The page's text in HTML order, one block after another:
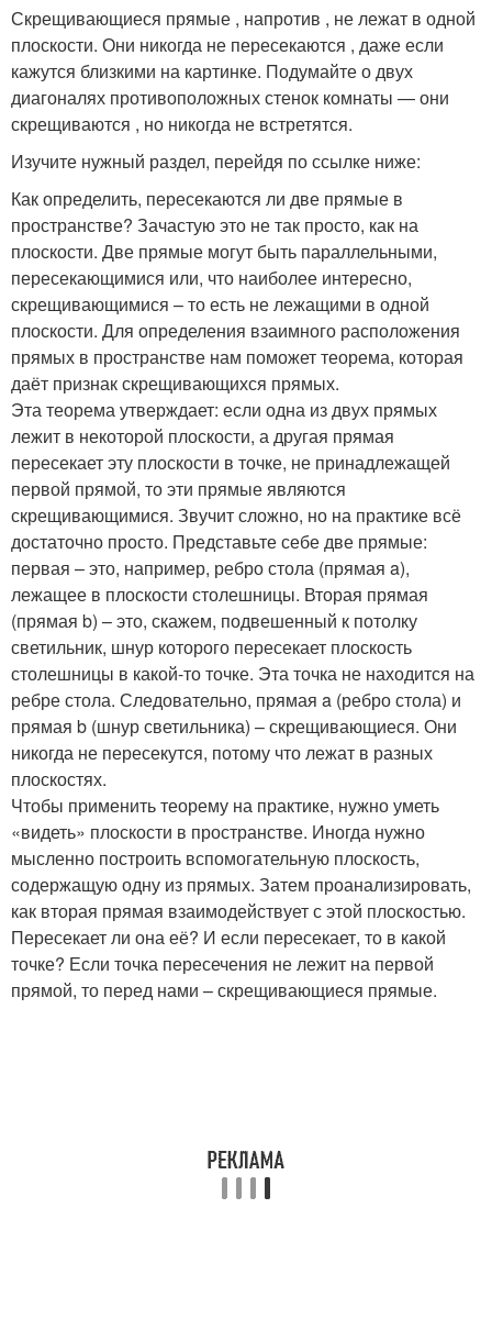
Скрещивающиеся прямые , напротив , не лежат в одной
плоскости. Они никогда не пересекаются , даже если
кажутся близкими на картинке. Подумайте о двух
диагоналях противоположных стенок комнаты — они
скрещиваются , но никогда не встретятся.
Изучите нужный раздел, перейдя по ссылке ниже:
Как определить, пересекаются ли две прямые в
пространстве? Зачастую это не так просто, как на
плоскости. Две прямые могут быть параллельными,
пересекающимися или, что наиболее интересно,
скрещивающимися – то есть не лежащими в одной
плоскости. Для определения взаимного расположения
прямых в пространстве нам поможет теорема, которая
даёт признак скрещивающихся прямых.
Эта теорема утверждает: если одна из двух прямых
лежит в некоторой плоскости, а другая прямая
пересекает эту плоскости в точке, не принадлежащей
первой прямой, то эти прямые являются
скрещивающимися. Звучит сложно, но на практике всё
достаточно просто. Представьте себе две прямые:
первая – это, например, ребро стола (прямая a),
лежащее в плоскости столешницы. Вторая прямая
(прямая b) – это, скажем, подвешенный к потолку
светильник, шнур которого пересекает плоскость
столешницы в какой-то точке. Эта точка не находится на
ребре стола. Следовательно, прямая a (ребро стола) и
прямая b (шнур светильника) – скрещивающиеся. Они
никогда не пересекутся, потому что лежат в разных
плоскостях.
Чтобы применить теорему на практике, нужно уметь
«видеть» плоскости в пространстве. Иногда нужно
мысленно построить вспомогательную плоскость,
содержащую одну из прямых. Затем проанализировать,
как вторая прямая взаимодействует с этой плоскостью.
Пересекает ли она её? И если пересекает, то в какой
точке? Если точка пересечения не лежит на первой
прямой, то перед нами – скрещивающиеся прямые.